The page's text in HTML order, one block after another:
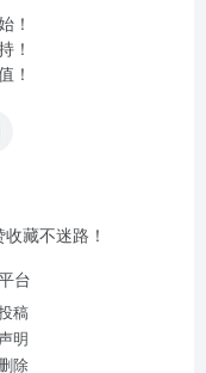
！
！
！
藏不迷路！
台
稿
明
除